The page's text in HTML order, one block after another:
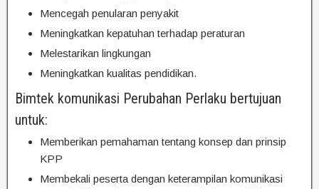
Mencegah penularan penyakit
Meningkatkan kepatuhan terhadap peraturan
Melestarikan lingkungan
Meningkatkan kualitas pendidikan.
Bimtek komunikasi Perubahan Perlaku bertujuan
untuk:
Memberikan pemahaman tentang konsep dan prinsip
KPP
Membekali peserta dengan keterampilan komunikasi